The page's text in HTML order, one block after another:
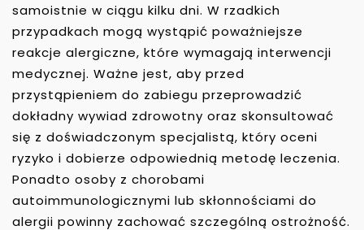
samoistnie w ciągu kilku dni. W rzadkich
przypadkach mogą wystąpić poważniejsze
reakcje alergiczne, które wymagają interwencji
medycznej. Ważne jest, aby przed
przystąpieniem do zabiegu przeprowadzić
dokładny wywiad zdrowotny oraz skonsultować
się z doświadczonym specjalistą, który oceni
ryzyko i dobierze odpowiednią metodę leczenia.
Ponadto osoby z chorobami
autoimmunologicznymi lub skłonnościami do
alergii powinny zachować szczególną ostrożność.